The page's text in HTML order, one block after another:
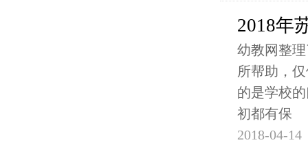
2018年
幼教网整
所帮助，
的是学校
初都有保
2018-04-14